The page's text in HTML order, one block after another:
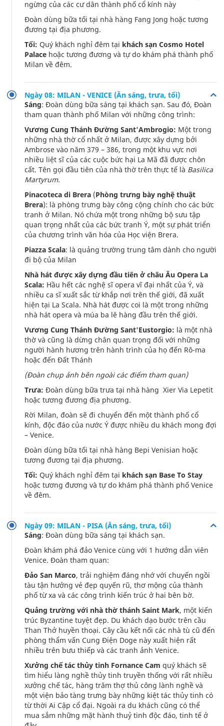
ngừng của các cư dân thành phố cổ kính này
Đoàn dùng bữa tối tại nhà hàng Fang Jong hoặc tương
đương tại địa phương.
Tối: Quý khách nghỉ đêm tại khách sạn Cosmo Hotel
Palace hoặc tương đương và tự do khám phá thành phố
Milan về đêm.
Ngày 08: MILAN - VENICE (Ăn sáng, trưa, tối)
Sáng: Đoàn dùng bữa sáng tại khách sạn. Sau đó, Đoàn
tham quan thành phố Milan với những công trình:
Vương Cung Thánh Đường Sant'Ambrogio: Một trong
những nhà thờ cổ nhất ở Milan, được xây dựng bởi
Ambrose vào năm 379 – 386, trong một khu vực nơi
nhiều liệt sĩ của các cuộc bức hại La Mã đã được chôn
cất. Tên gọi đầu tiên của nhà thờ trên thực tế là Basilica
Martyrum.
Pinacoteca di Brera (Phòng trưng bày nghệ thuật
Brera): là phòng trưng bày công cộng chính cho các bức
tranh ở Milan. Nó chứa một trong những bộ sưu tập
quan trọng nhất của các bức tranh Ý, một sự phát triển
của chương trình văn hóa của Học viện Brera.
Piazza Scala: là quảng trường trung tâm dành cho người
đi bộ của Milan
Nhà hát được xây dựng đầu tiên ở châu Âu Opera La
Scala: Hầu hết các nghệ sĩ opera vĩ đại nhất của Ý, và
nhiều ca sĩ xuất sắc từ khắp nơi trên thế giới, đã xuất
hiện tại La Scala. Nhà hát được coi là một trong những
nhà hát opera và múa ba lê hàng đầu trên thế giới.
Vương Cung Thánh Đường Sant'Eustorgio: là một nhà
thờ và cũng là dừng chân quan trọng đối với những
người hành hương trên hành trình của họ đến Rô-ma
hoặc đến Đất Thánh
(Đoàn chụp ảnh bên ngoài các điểm tham quan)
Trưa: Đoàn dùng bữa trưa tại nhà hàng Xier Via Lepetit
hoặc tương đương địa phương.
Rời Milan, đoàn sẽ đi chuyển đến một thành phố cổ
kính, độc đáo của nước Ý được nhiều du khách mong đợi
– Venice.
Đoàn dùng bữa tối tại nhà hàng Bepi Venisian hoặc
tương đương tại địa phương.
Tối: Quý khách nghỉ đêm tại khách sạn Base To Stay
hoặc tương đương và tự do khám phá thành phố Venice
về đêm.
Ngày 09: MILAN - PISA (Ăn sáng, trưa, tối)
Sáng: Đoàn dùng bữa sáng tại khách sạn.
Đoàn khám phá đảo Venice cùng với 1 hướng dẫn viên
Venice. Đoàn tham quan:
Đảo San Marco, trải nghiệm đáng nhớ với chuyến ngồi
tàu tận hưởng vẻ đẹp quyến rũ, thơ mộng của thành
phố từ xa và các công trình kiến trúc ở hai bên bờ.
Quảng trường với nhà thờ thánh Saint Mark, một kiến
trúc Byzantine tuyệt đẹp. Du khách dạo bước trên cầu
Than Thở huyền thoại. Cây cầu kết nối các nhà tù cũ đến
phòng thẩm vấn Cung Điện Doge này xuất hiện rất
nhiều trên bưu thiếp và các tranh ảnh Venice.
Xưởng chế tác thủy tinh Fornance Cam quý khách sẽ
tìm hiểu làng nghề thủy tinh truyền thống với rất nhiều
xưởng chế tác, hàng trăm thợ thủ công lành nghề và
một viện bảo tàng trưng bày những kiệt tác thủy tinh có
từ thời Ai Cập cổ đại. Ngoài ra du khách cũng có thể
mua sắm những mặt hành thuỷ tinh độc đáo, tinh tế ở